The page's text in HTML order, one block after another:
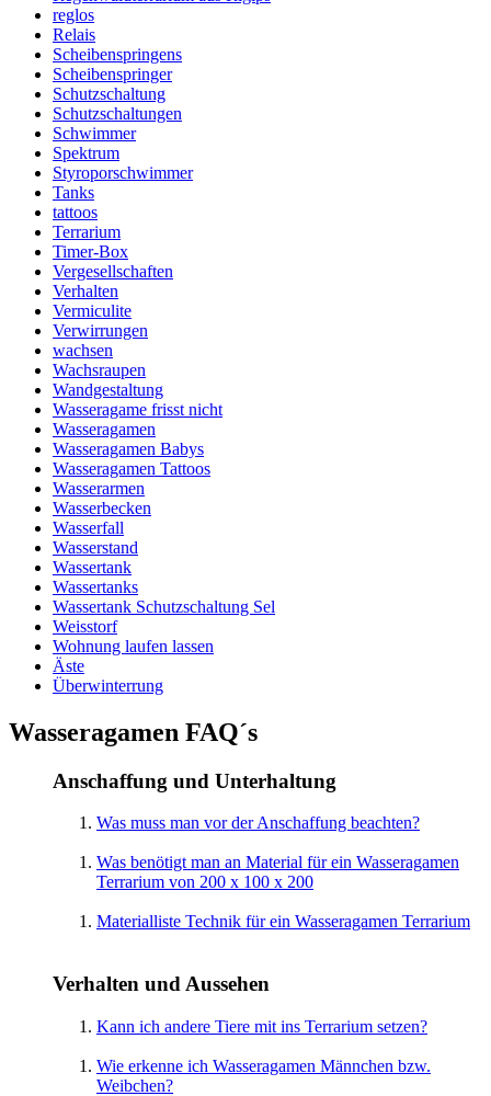
reglos
Relais
Scheibenspringens
Scheibenspringer
Schutzschaltung
Schutzschaltungen
Schwimmer
Spektrum
Styroporschwimmer
Tanks
tattoos
Terrarium
Timer-Box
Vergesellschaften
Verhalten
Vermiculite
Verwirrungen
wachsen
Wachsraupen
Wandgestaltung
Wasseragame frisst nicht
Wasseragamen
Wasseragamen Babys
Wasseragamen Tattoos
Wasserarmen
Wasserbecken
Wasserfall
Wasserstand
Wassertank
Wassertanks
Wassertank Schutzschaltung Sel
Weisstorf
Wohnung laufen lassen
Äste
Überwinterrung
Wasseragamen FAQ´s
Anschaffung und Unterhaltung
Was muss man vor der Anschaffung beachten?
Was benötigt man an Material für ein Wasseragamen
Terrarium von 200 x 100 x 200
Materialliste Technik für ein Wasseragamen Terrarium
Verhalten und Aussehen
Kann ich andere Tiere mit ins Terrarium setzen?
Wie erkenne ich Wasseragamen Männchen bzw.
Weibchen?